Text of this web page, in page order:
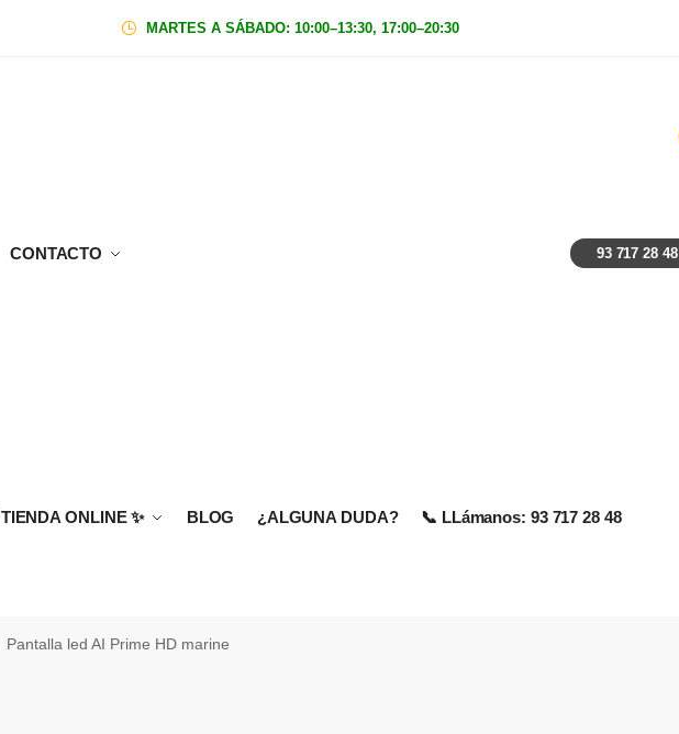
MARTES A SÁBADO: 10:00–13:30, 17:00–20:30
CONTACTO 93 717 28 48
TIENDA ONLINE✨ BLOG ¿ALGUNA DUDA? 📞 LLámanos: 93 717 28 48
Pantalla led AI Prime HD marine